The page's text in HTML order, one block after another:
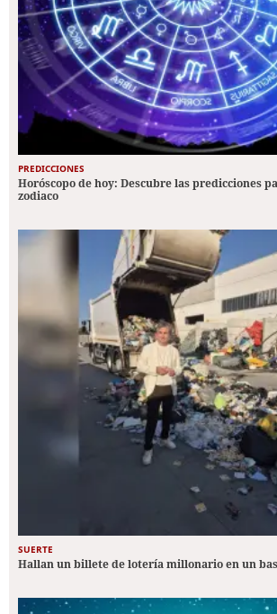
PREDICCIONES
Horóscopo de hoy: Descubre las predicciones
zodiaco
SUERTE
Hallan un billete de lotería millonario en un